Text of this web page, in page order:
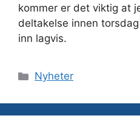
kommer er det viktig at
deltakelse innen
inn lagvis.
Kategorier
Nyheter